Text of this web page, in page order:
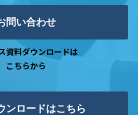
問い合わせ
資料ダウンロードは
こちらから
ンロードはこちら